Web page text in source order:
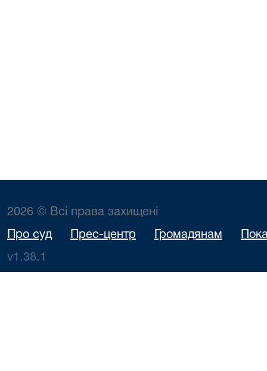
2026 © Всі права захищені
Про суд Прес-центр Громадянам
v1.38.1